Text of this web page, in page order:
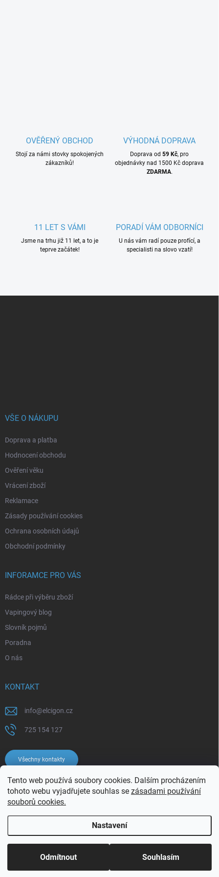
Tento web používá soubory cookies. Dalším procházením
tohoto webu vyjadřujete souhlas se zásadami používání
souborů cookies.
Nastavení
Odmítnout Souhlasím
OVĚŘENÝ OBCHOD
Stojí za námi stovky spokojených
zákazníků!
VÝHODNÁ DOPRAVA
Doprava od 59 Kč, pro
objednávky nad 1500 Kč doprava
ZDARMA.
11 LET S VÁMI
Jsme na trhu již 11 let, a to je
teprve začátek!
PORADÍ VÁM ODBORNÍCI
U nás vám radí pouze profící, a
specialisti na slovo vzatí!
VŠE O NÁKUPU
Doprava a platba
Hodnocení obchodu
Ověření věku
Vrácení zboží
Reklamace
Zásady používání cookies
Ochrana osobních údajů
Obchodní podmínky
INFORAMCE PRO VÁS
Rádce při výběru zboží
Vapingový blog
Slovník pojmů
Poradna
O nás
KONTAKT
info@elcigon.cz
725 154 127
Všechny kontakty
Copyright 2026Elcigon.cz. Všechna práva vyhrazena.Upravit nastavení
cookies